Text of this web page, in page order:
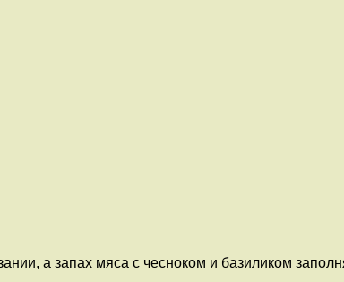
а запах мяса с чесноком и базиликом